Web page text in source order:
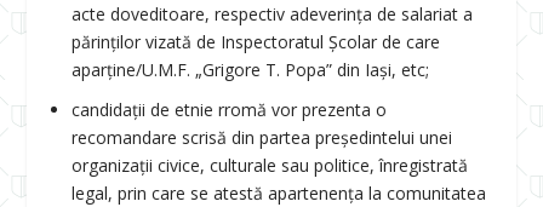
acte doveditoare, respectiv adeverința de salariat a
părinților vizată de Inspectoratul Școlar de care
aparține/U.M.F. „Grigore T. Popa” din Iași, etc;
candidații de etnie rromă vor prezenta o
recomandare scrisă din partea președintelui unei
organizații civice, culturale sau politice, înregistrată
legal, prin care se atestă apartenența la comunitatea